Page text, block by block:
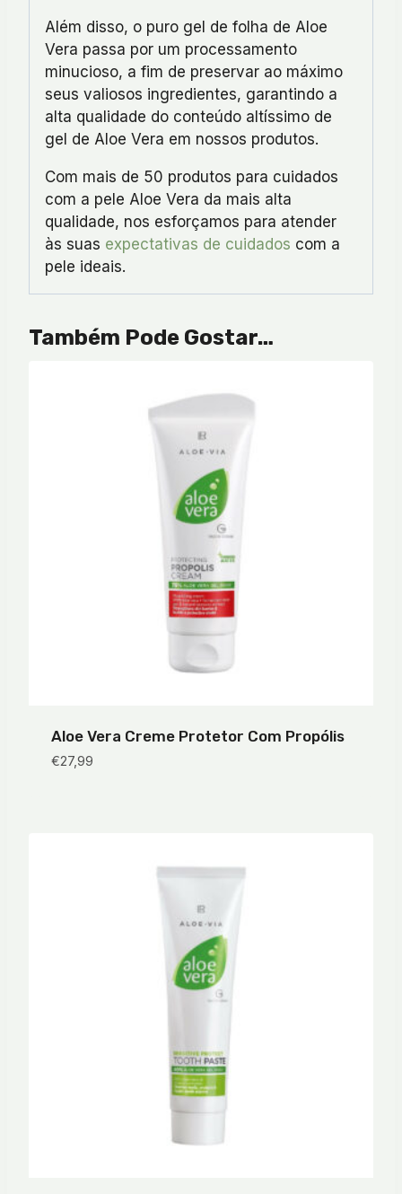
Além disso, o puro gel de folha de Aloe
Vera passa por um processamento
minucioso, a fim de preservar ao máximo
seus valiosos ingredientes, garantindo a
alta qualidade do conteúdo altíssimo de
gel de Aloe Vera em nossos produtos.
Com mais de 50 produtos para cuidados
com a pele Aloe Vera da mais alta
qualidade, nos esforçamos para atender
às suas expectativas de cuidados com a
pele ideais.
Também Pode Gostar…
Aloe Vera Creme Protetor Com Propólis
€27,99